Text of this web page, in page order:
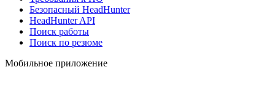
Безопасный HeadHunter
HeadHunter API
Поиск работы
Поиск по резюме
Мобильное приложение